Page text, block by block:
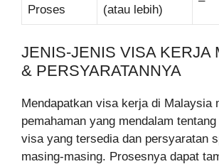
Proses (atau lebih)
JENIS-JENIS VISA KERJA
& PERSYARATANNYA
Mendapatkan visa kerja di Malaysia
pemahaman yang mendalam
visa yang tersedia dan persyaratan
masing-masing. Prosesnya dapat